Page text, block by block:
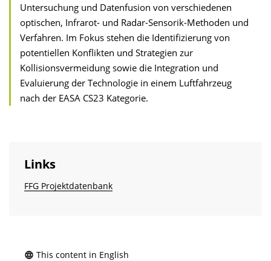
Untersuchung und Datenfusion von verschiedenen
optischen, Infrarot- und Radar-Sensorik-Methoden und
Verfahren. Im Fokus stehen die Identifizierung von
potentiellen Konflikten und Strategien zur
Kollisionsvermeidung sowie die Integration und
Evaluierung der Technologie in einem Luftfahrzeug
nach der EASA CS23 Kategorie.
Links
FFG Projektdatenbank
This content in English